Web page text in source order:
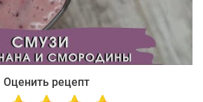
Оценить рецепт